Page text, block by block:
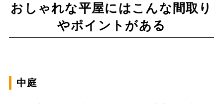
おしゃれな平屋にはこんな間取り
やポイントがある
中庭